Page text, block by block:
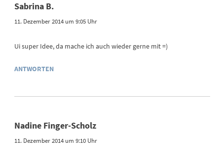
Sabrina B.
11. Dezember 2014 um 9:05 Uhr
Ui super Idee, da mache ich auch wieder gerne mit =)
ANTWORTEN
Nadine Finger-Scholz
11. Dezember 2014 um 9:10 Uhr